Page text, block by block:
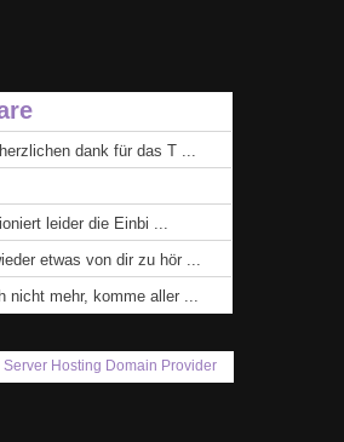
dank für das T ...
leider die Einbi ...
etwas von dir zu hör ...
nicht mehr, komme aller ...